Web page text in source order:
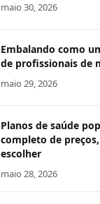
maio 30, 2026
Embalando como
de profissionais de
maio 29, 2026
Planos de saúde
completo de
escolher
maio 28, 2026